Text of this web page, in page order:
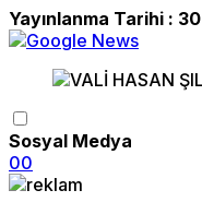
Yayınlanma Tarihi :
Sosyal Medya
00